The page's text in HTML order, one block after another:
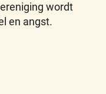
wordt
en angst.